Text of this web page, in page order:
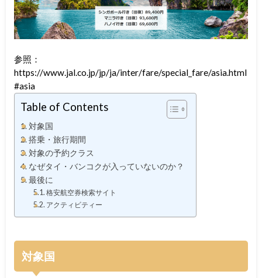
参照：
https://www.jal.co.jp/jp/ja/inter/fare/special_fare/asia.html
#asia
Table of Contents
対象国
搭乗・旅行期間
対象の予約クラス
なぜタイ・バンコクが入っていないのか？
最後に
格安航空券検索サイト
アクティビティー
対象国